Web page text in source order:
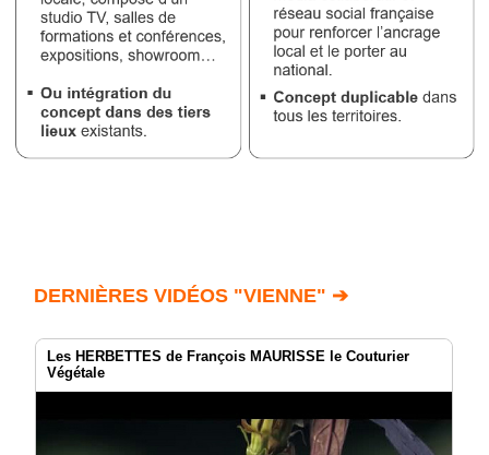
DERNIÈRES VIDÉOS "VIENNE" ➔
Les HERBETTES de François MAURISSE le Couturier
Végétale